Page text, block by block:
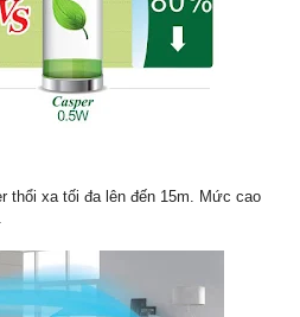
thổi xa tối đa lên đến 15m. Mức cao